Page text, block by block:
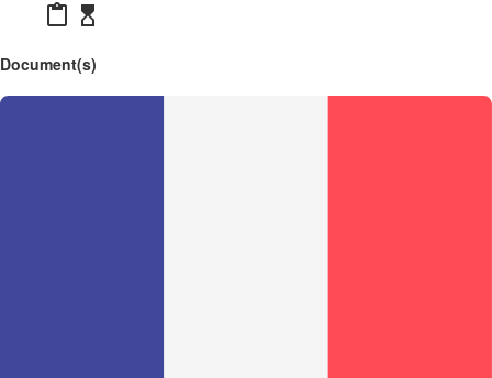
content_paste hourglass_top
Document(s)